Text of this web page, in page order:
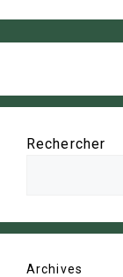
Rechercher
Archives